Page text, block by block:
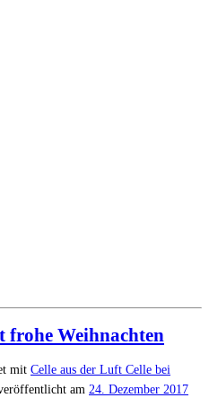
frohe Weihnachten
mit Celle aus der Luft Celle bei
am 24. Dezember 2017